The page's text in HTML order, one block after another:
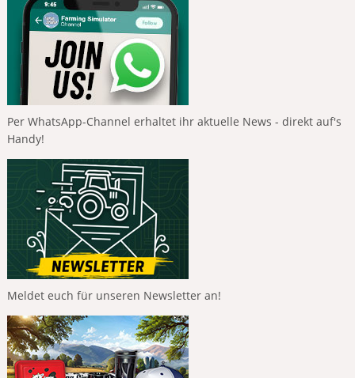
Per WhatsApp-Channel erhaltet ihr aktuelle News - direkt auf's
Handy!
Meldet euch für unseren Newsletter an!